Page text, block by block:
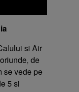
si Air
de
se vede pe
5 si